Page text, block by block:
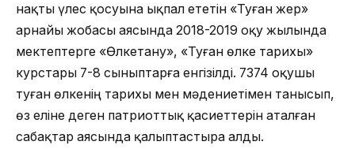
нақты үлес қосуына ықпал ететін «Туған жер»
арнайы жобасы аясында 2018-2019 оқу жылында
мектептерге «Өлкетану», «Туған өлке тарихы»
курстары 7-8 сыныптарға енгізілді. 7374 оқушы
туған өлкенің тарихы мен мәдениетімен танысып,
өз еліне деген патриоттық қасиеттерін аталған
сабақтар аясында қалыптастыра алды.